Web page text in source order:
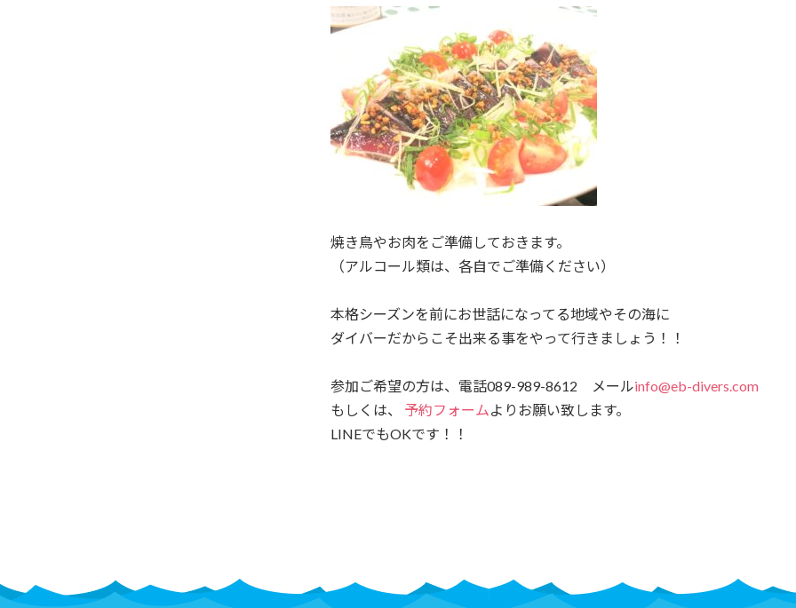
焼き鳥やお肉をご準備しておきます。
（アルコール類は、各自でご準備ください）
本格シーズンを前にお世話になってる地域やその海に
ダイバーだからこそ出来る事をやって行きましょう！！
参加ご希望の方は、電話089-989-8612 メールinfo@eb-divers.com
もしくは、 予約フォームよりお願い致します。
LINEでもOKです！！